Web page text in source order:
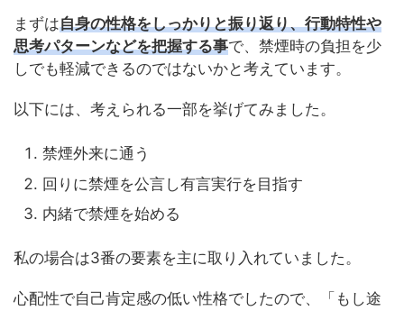
まずは自身の性格をしっかりと振り返り、行動特性や
思考パターンなどを把握する事で、禁煙時の負担を少
しでも軽減できるのではないかと考えています。
以下には、考えられる一部を挙げてみました。
禁煙外来に通う
回りに禁煙を公言し有言実行を目指す
内緒で禁煙を始める
私の場合は3番の要素を主に取り入れていました。
心配性で自己肯定感の低い性格でしたので、「もし途